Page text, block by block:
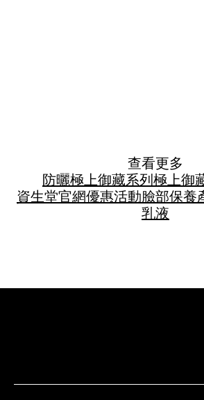
查看更多
防曬極上御藏系列 極上御
資生堂官網優惠活動臉部保養
乳液